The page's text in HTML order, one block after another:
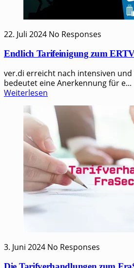
22. Juli 2024 No Responses
Endlich Tarifeinigung zum
ver.di erreicht nach inten­si­ven
bedeu­tet eine Aner­ken­nung für e...
Weiterlesen
3. Juni 2024 No Responses